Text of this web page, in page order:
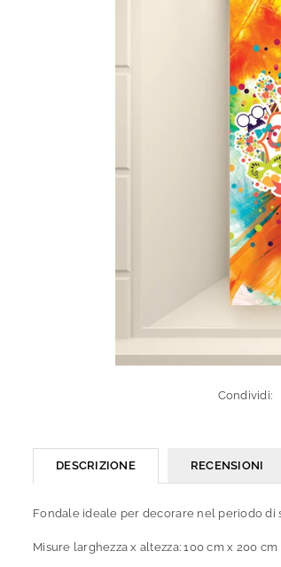
Condividi:
DESCRIZIONE RECENSIONI
Fondale ideale per decorare nel periodo di
Misure larghezza x altezza: 100 cm x 200 cm